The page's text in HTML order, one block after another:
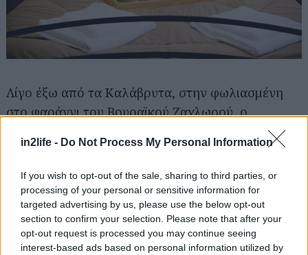
in2life - Do Not Process My Personal Information
If you wish to opt-out of the sale, sharing to third parties, or
processing of your personal or sensitive information for
targeted advertising by us, please use the below opt-out
section to confirm your selection. Please note that after your
opt-out request is processed you may continue seeing
interest-based ads based on personal information utilized by
Λίγο έξω από τα Καλάβρυτα, στην φωλιασμένη
στο φαράγγι του Βουραϊκού Ζαχλωρού, ο
όμορφα δωμάτια σε τιμές που κυμαίνονται στα
46,50€ το δίκλινο με τζάκι, μικρή κουζίνα και
πρωινό. Στις παροχές τους περιλαμβάνονται
δορυφορική τηλεόραση με κανάλια Nova και
δωρεάν wi-fi. Η Ζαχλωρού, εκτός από ένα
πανέμορφο χωριό, είναι και ιδανική βάση για να